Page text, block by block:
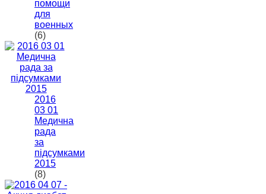
помощи
для
военных
(6)
2016
03 01
Медична
рада
за
підсумками
2015
(8)